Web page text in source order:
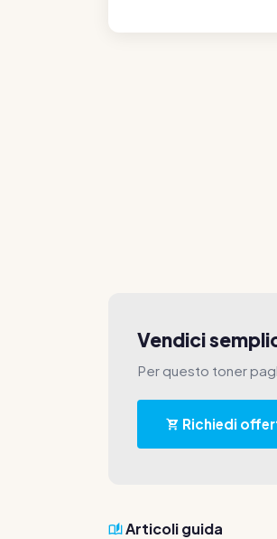
Vendici
Per questo toner
Richiedi
Articoli guida